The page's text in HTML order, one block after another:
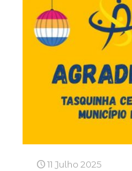
11 Julho 2025